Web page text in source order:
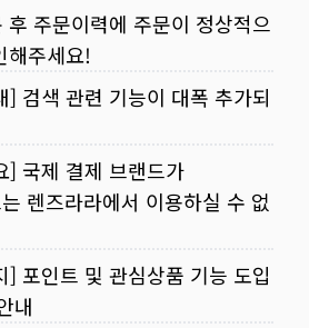
후 주문이력에 주문이 정상적으
해주세요!
] 검색 관련 기능이 대폭 추가되
] 국제 결제 브랜드가
렌즈라라에서 이용하실 수 없
] 포인트 및 관심상품 기능 도입
내